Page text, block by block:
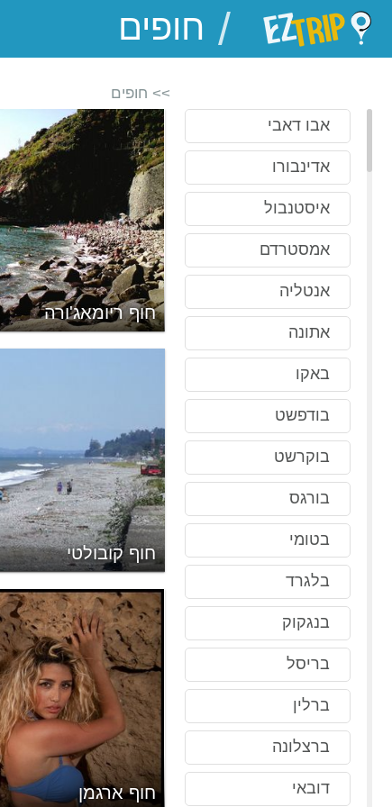
EZTrip
/
אבו דאבי
אדינבורו
איסטנבול
אמסטרדם
אנטליה
אתונה
באקו
בודפשט
בוקרשט
בורגס
בטומי
בלגרד
בנגקוק
בריסל
ברלין
ברצלונה
דובאי
>> חופים
חוף ריומאג'ורה
חוף קובולטי
חוף ארגמן